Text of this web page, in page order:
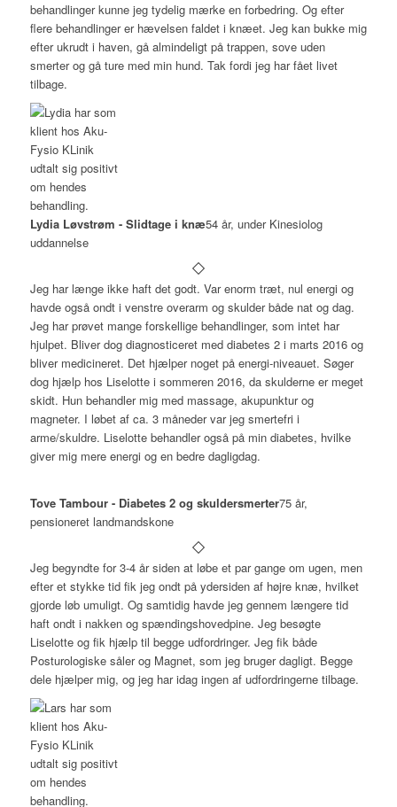
behandlinger kunne jeg tydelig mærke en forbedring. Og efter
flere behandlinger er hævelsen faldet i knæet. Jeg kan bukke mig
efter ukrudt i haven, gå almindeligt på trappen, sove uden
smerter og gå ture med min hund. Tak fordi jeg har fået livet
tilbage.
Lydia Løvstrøm - Slidtage i knæ54 år, under Kinesiolog
uddannelse
Jeg har længe ikke haft det godt. Var enorm træt, nul energi og
havde også ondt i venstre overarm og skulder både nat og dag.
Jeg har prøvet mange forskellige behandlinger, som intet har
hjulpet. Bliver dog diagnosticeret med diabetes 2 i marts 2016 og
bliver medicineret. Det hjælper noget på energi-niveauet. Søger
dog hjælp hos Liselotte i sommeren 2016, da skulderne er meget
skidt. Hun behandler mig med massage, akupunktur og
magneter. I løbet af ca. 3 måneder var jeg smertefri i
arme/skuldre. Liselotte behandler også på min diabetes, hvilke
giver mig mere energi og en bedre dagligdag.
Tove Tambour - Diabetes 2 og skuldersmerter75 år,
pensioneret landmandskone
Jeg begyndte for 3-4 år siden at løbe et par gange om ugen, men
efter et stykke tid fik jeg ondt på ydersiden af højre knæ, hvilket
gjorde løb umuligt. Og samtidig havde jeg gennem længere tid
haft ondt i nakken og spændingshovedpine. Jeg besøgte
Liselotte og fik hjælp til begge udfordringer. Jeg fik både
Posturologiske såler og Magnet, som jeg bruger dagligt. Begge
dele hjælper mig, og jeg har idag ingen af udfordringerne tilbage.